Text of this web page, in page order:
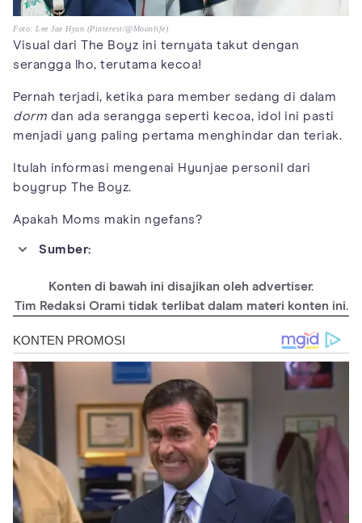
Foto: Lee Jae Hyun (Pinterest/@Moonlife)
Visual dari The Boyz ini ternyata takut dengan
serangga lho, terutama kecoa!
Pernah terjadi, ketika para member sedang di dalam
dorm dan ada serangga seperti kecoa, idol ini pasti
menjadi yang paling pertama menghindar dan teriak.
Itulah informasi mengenai Hyunjae personil dari
boygrup The Boyz.
Apakah Moms makin ngefans?
Sumber:
https://kprofiles.com/hyunjae-boyz-profile/
profile/
Konten di bawah ini disajikan oleh advertiser.
Tim Redaksi Orami tidak terlibat dalam materi konten ini.